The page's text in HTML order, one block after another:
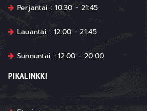
Perjantai : 10:30 - 21:45
Lauantai : 12:00 - 21:45
Sunnuntai : 12:00 - 20:00
PIKALINKKI